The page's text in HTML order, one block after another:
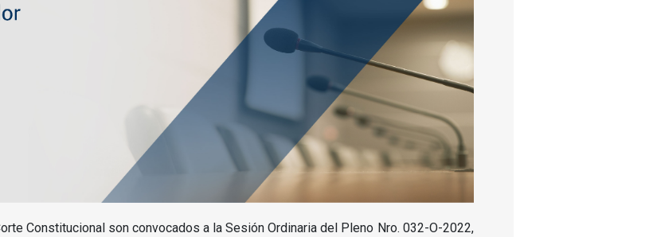
Constitucional son convocados a la Sesión Ordinaria del Pleno Nro. 032-O-2022,